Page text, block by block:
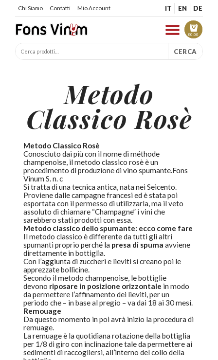
Chi Siamo Contatti Mio Account IT EN DE
€0.00
CERCA
Metodo
Classico Rosè
Metodo Classico Rosè
Conosciuto dai più con il nome di méthode
champenoise, il metodo classico rosè è un
procedimento di produzione di vino spumante.Fons
Vinum S. n. c
Si tratta di una tecnica antica, nata nei Seicento.
Proviene dalle campagne francesi ed è stata poi
esportata con il permesso di utilizzarla, ma il veto
assoluto di chiamare “Champagne” i vini che
sarebbero stati prodotti con essa.
Metodo classico dello spumante: ecco come fare
Il metodo classico è differente da tutti gli altri
spumanti proprio perché la presa di spuma avviene
direttamente in bottiglia.
Con l’aggiunta di zuccheri e lieviti si creano poi le
apprezzate bollicine.
Secondo il metodo champenoise, le bottiglie
devono riposare in posizione orizzontale in modo
da permettere l’affinamento dei lieviti, per un
periodo che – in base al pregio – va dai 18 ai 30 mesi.
Remouage
Da questo momento in poi avrà inizio la procedura di
remuage.
La remuage è la quotidiana rotazione della bottiglia
per 1/8 di giro con inclinazione tale da permettere ai
sedimenti di raccogliersi, all’interno del collo della